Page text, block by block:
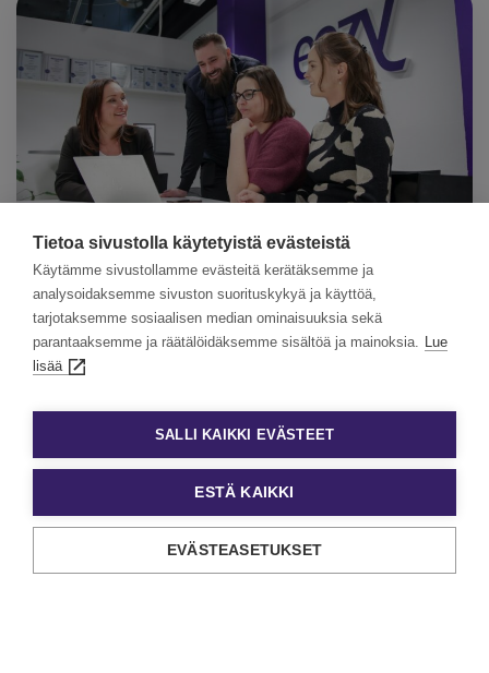
Lappeenrannan tiimimme tapaa asiakkaita säännöllisesti –
ymmärrämme alueen yritysten arjen, kausivaihtelut ja
Näin nopeasti löydät tekijän
Tietoa sivustolla käytetyistä evästeistä
Käytämme sivustollamme evästeitä kerätäksemme ja
analysoidaksemme sivuston suorituskykyä ja käyttöä,
tarjotaksemme sosiaalisen median ominaisuuksia sekä
parantaaksemme ja räätälöidäksemme sisältöä ja mainoksia. Lue
lisää
SALLI KAIKKI EVÄSTEET
ESTÄ KAIKKI
EVÄSTEASETUKSET